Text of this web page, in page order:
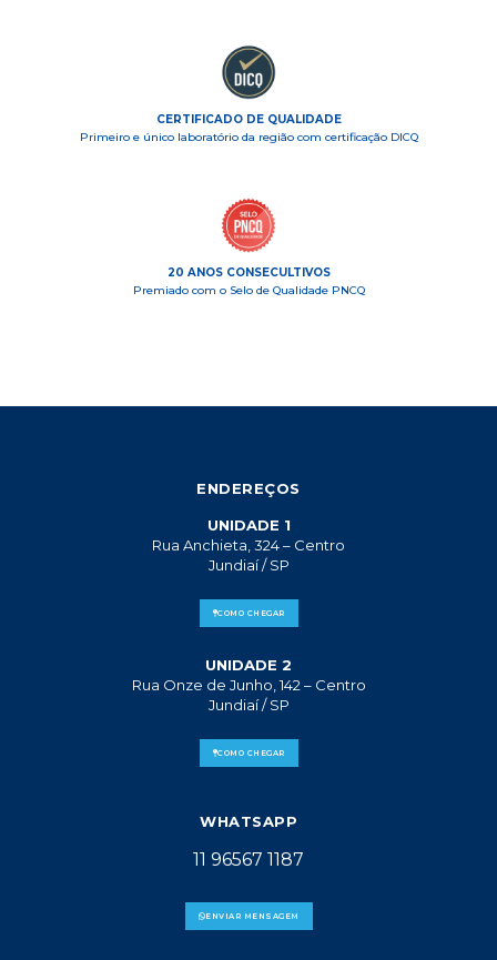
CERTIFICADO DE QUALIDADE
Primeiro e único laboratório da região com certificação DICQ
20 ANOS CONSECULTIVOS
Premiado com o Selo de Qualidade PNCQ
ENDEREÇOS
UNIDADE 1
Rua Anchieta, 324 – Centro
Jundiaí / SP
COMO CHEGAR
UNIDADE 2
Rua Onze de Junho, 142 – Centro
Jundiaí / SP
COMO CHEGAR
WHATSAPP
11 96567 1187
ENVIAR MENSAGEM